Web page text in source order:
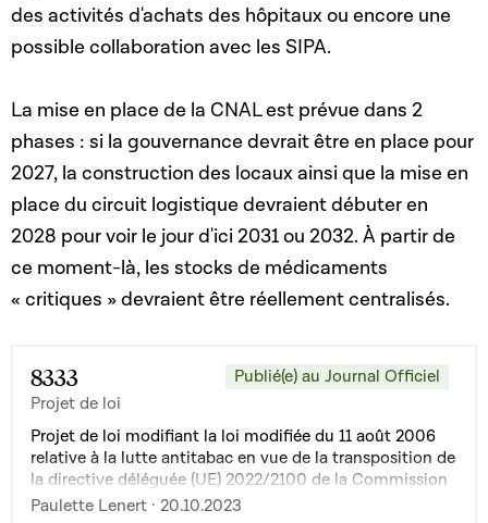
des activités d'achats des hôpitaux ou encore une
possible collaboration avec les SIPA.
La mise en place de la CNAL est prévue dans 2
phases : si la gouvernance devrait être en place pour
2027, la construction des locaux ainsi que la mise en
place du circuit logistique devraient débuter en
2028 pour voir le jour d'ici 2031 ou 2032. À partir de
ce moment-là, les stocks de médicaments
« critiques » devraient être réellement centralisés.
8333
Projet de loi
Publié(e) au Journal Officiel
Projet de loi modifiant la loi modifiée du 11 août 2006
relative à la lutte antitabac en vue de la transposition de
la directive déléguée (UE) 2022/2100 de la Commission
du 29 juin 2022 modifiant la directive 2014/40/UE du
Paulette Lenert · 20.10.2023